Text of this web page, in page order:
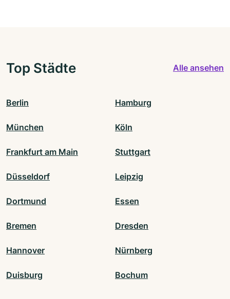
Top Städte Alle ansehen
Berlin Hamburg
München Köln
Frankfurt am Main Stuttgart
Düsseldorf Leipzig
Dortmund Essen
Bremen Dresden
Hannover Nürnberg
Duisburg Bochum